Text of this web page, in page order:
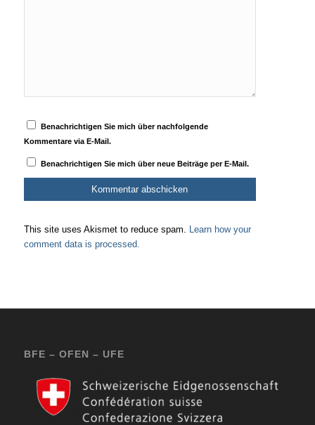
Benachrichtigen Sie mich über nachfolgende
Kommentare via E-Mail.
Benachrichtigen Sie mich über neue Beiträge per E-Mail.
This site uses Akismet to reduce spam. Learn how your
comment data is processed.
BFE – OFEN – UFE